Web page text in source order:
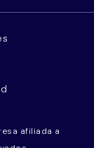
afiliada a